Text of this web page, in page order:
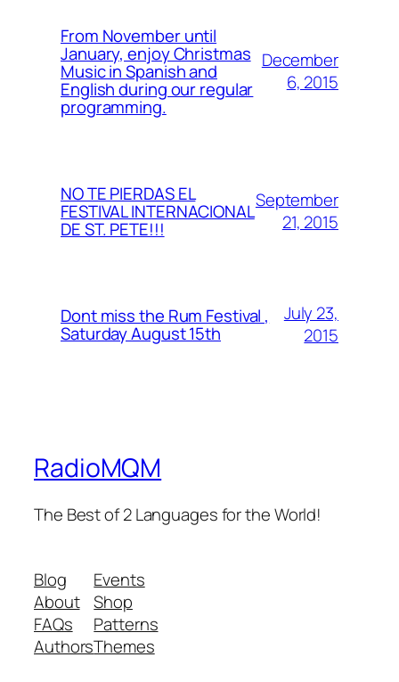
From November until
January, enjoy Christmas
Music in Spanish and
English during our regular
programming.
December
6, 2015
NO TE PIERDAS EL
FESTIVAL INTERNACIONAL
DE ST. PETE!!!
September
21, 2015
Dont miss the Rum Festival ,
Saturday August 15th
July 23,
2015
RadioMQM
The Best of 2 Languages for the World!
Blog
About
FAQs
Authors
Events
Shop
Patterns
Themes